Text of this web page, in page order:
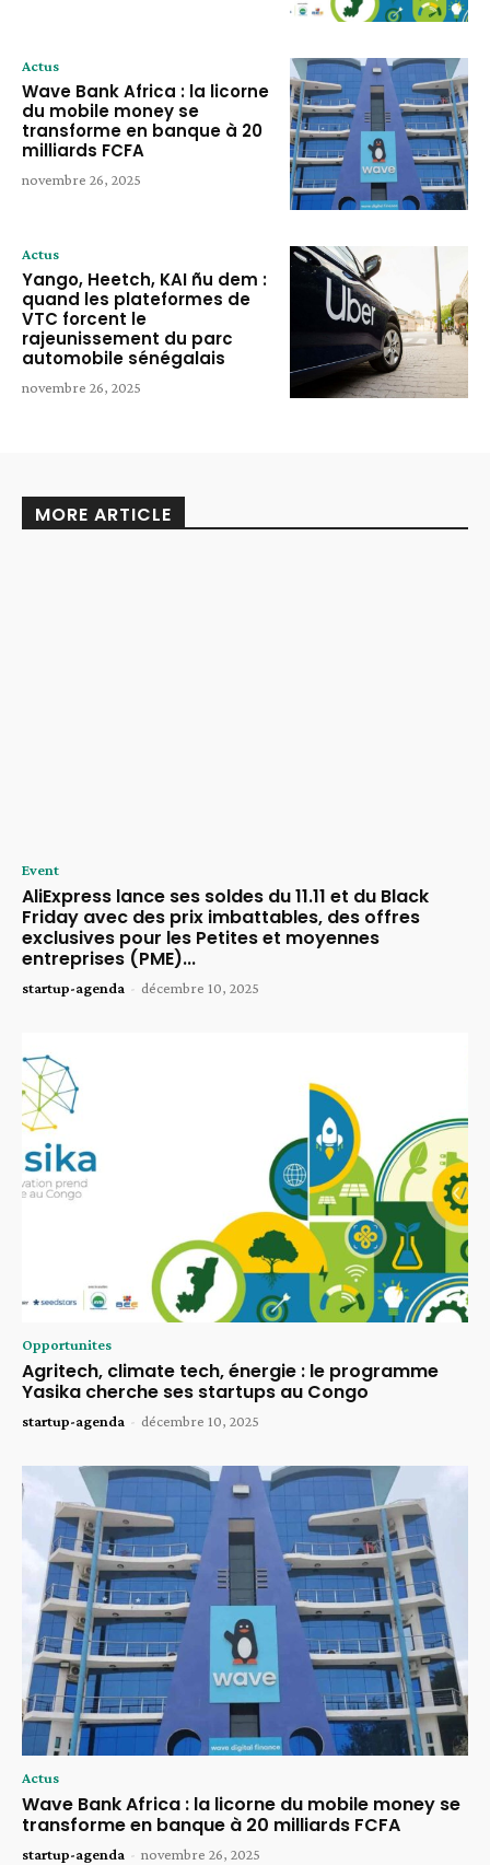
Actus
Wave Bank Africa : la licorne
du mobile money se
transforme en banque à 20
milliards FCFA
novembre 26, 2025
Actus
Yango, Heetch, KAI ñu dem :
quand les plateformes de
VTC forcent le
rajeunissement du parc
automobile sénégalais
novembre 26, 2025
MORE ARTICLE
Event
AliExpress lance ses soldes du 11.11 et du Black
Friday avec des prix imbattables, des offres
exclusives pour les Petites et moyennes
entreprises (PME)...
startup-agenda - décembre 10, 2025
Opportunites
Agritech, climate tech, énergie : le programme
Yasika cherche ses startups au Congo
startup-agenda - décembre 10, 2025
Actus
Wave Bank Africa : la licorne du mobile money se
transforme en banque à 20 milliards FCFA
startup-agenda - novembre 26, 2025